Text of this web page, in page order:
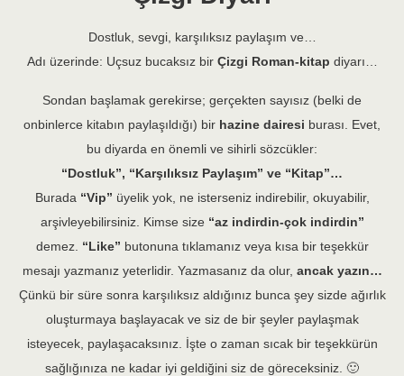
Dostluk, sevgi, karşılıksız paylaşım ve…
Adı üzerinde: Uçsuz bucaksız bir Çizgi Roman-kitap diyarı…
Sondan başlamak gerekirse; gerçekten sayısız (belki de
onbinlerce kitabın paylaşıldığı) bir hazine dairesi burası.
Evet,
bu diyarda en önemli ve sihirli sözcükler:
“Dostluk”, “Karşılıksız Paylaşım” ve “Kitap”…
Burada “Vip” üyelik yok, ne isterseniz indirebilir, okuyabilir,
arşivleyebilirsiniz. Kimse size “az indirdin-çok indirdin”
demez. “Like” butonuna tıklamanız veya kısa bir teşekkür
mesajı yazmanız yeterlidir. Yazmasanız da olur, ancak yazın…
Çünkü bir süre sonra karşılıksız aldığınız bunca şey sizde ağırlık
oluşturmaya başlayacak ve siz de bir şeyler paylaşmak
isteyecek, paylaşacaksınız. İşte o zaman sıcak bir teşekkürün
sağlığınıza ne kadar iyi geldiğini siz de göreceksiniz. 🙂